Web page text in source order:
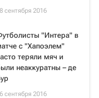
сентября 2016
"Интера" в
с "Хапоэлем"
теряли мяч и
неаккуратны – де
сентября 2016